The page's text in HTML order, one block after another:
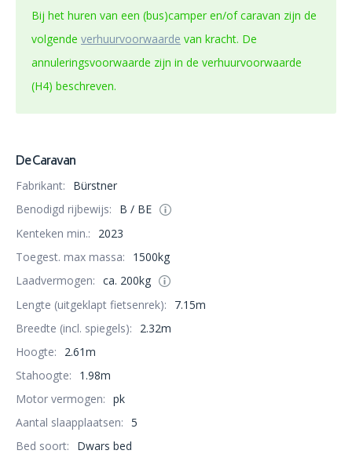
Bij het huren van een (bus)camper en/of caravan zijn de
volgende verhuurvoorwaarde van kracht. De
annuleringsvoorwaarde zijn in de verhuurvoorwaarde
(H4) beschreven.
De Caravan
Fabrikant:
Bürstner
Benodigd rijbewijs:
B / BE
Kenteken min.:
2023
Toegest. max massa:
1500kg
Laadvermogen: ca. 200kg
Lengte (uitgeklapt fietsenrek):
7.15m
Breedte (incl. spiegels):
2.32m
Hoogte:
2.61m
Stahoogte:
1.98m
Motor vermogen: pk
Aantal slaapplaatsen: 5
Bed soort:
Dwars bed